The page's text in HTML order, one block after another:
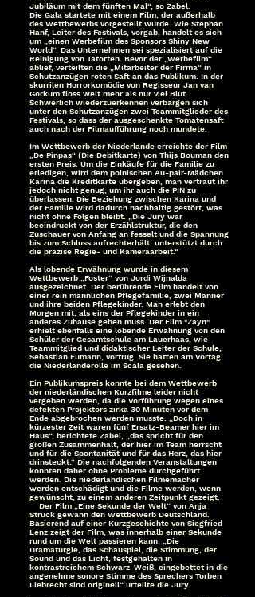
Jubiläum mit dem fünften Mal“, so Zabel.
Die Gala startete mit einem Film, der außerhalb
des Wettbewerbs vorgestellt wurde. Wie Stephan
Hanf, Leiter des Festivals, vorgab, handelt es sich
um „einen Werbefilm des Sponsors Shiny New
World“. Das Unternehmen sei spezialisiert auf die
Reinigung von Tatorten. Bevor der „Werbefilm“
ablief, verteilten die „Mitarbeiter der Firma“ in
Schutzanzügen roten Saft an das Publikum. In der
skurrilen Horrorkomödie von Regisseur Jan van
Gorkum floss weit mehr als nur viel Blut.
Schwerlich wiederzuerkennen verbargen sich
unter den Schutzanzügen zwei Teammitglieder des
Festivals, so dass der ausgeschenkte Tomatensaft
auch nach der Filmaufführung noch mundete.
Im Wettbewerb der Niederlande erreichte der Film
„De Pinpas“ (Die Debitkarte) von Thijs Bouman den
ersten Preis. Um die Einkäufe für die Familie zu
erledigen, wird dem polnischen Au-pair-Mädchen
Karina die Kreditkarte übergeben, man vertraut ihr
jedoch nicht genug, um ihr auch die PIN zu
überlassen. Die Beziehung zwischen Karina und
der Familie wird dadurch nachhaltig gestört, was
nicht ohne Folgen bleibt. „Die Jury war
beeindruckt von der Erzählstruktur, die den
Zuschauer von Anfang an fesselt und die Spannung
bis zum Schluss aufrechterhält, unterstützt durch
die präzise Regie- und Kameraarbeit.“
Als lobende Erwähnung wurde in diesem
Wettbewerb „Foster“ von Jordi Wijnalda
ausgezeichnet. Der berührende Film handelt von
einer rein männlichen Pflegefamilie, zwei Männer
und ihre beiden Pflegekinder. Man erlebt den
Morgen mit, als eins der Pflegekinder in ein
anderes Zuhause gehen muss. Der Film "Zayn"
erhielt ebenfalls eine lobende Erwähnung von den
Schüler der Gesamtschule am Lauerhaas, wie
Teammitglied und didaktischer Leiter der Schule,
Sebastian Eumann, vortrug. Sie hatten am Vortag
die Niederlanderolle im Scala gesehen.
Ein Publikumspreis konnte bei dem Wettbewerb
der niederländischen Kurzfilme leider nicht
vergeben werden, da die Vorführung wegen eines
defekten Projektors zirka 30 Minuten vor dem
Ende abgebrochen werden musste. „Doch in
kürzester Zeit waren fünf Ersatz-Beamer hier im
Haus“, berichtete Zabel, „das spricht für den
großen Zusammenhalt, der hier im Team herrscht
und für die Spontanität und für das Herz, das hier
drinsteckt.“ Die nachfolgenden Veranstaltungen
konnten daher ohne Probleme durchgeführt
werden. Die niederländischen Filmemacher
werden entschädigt und die Filme werden, wenn
gewünscht, zu einem anderen Zeitpunkt gezeigt.
Der Film „Eine Sekunde der Welt“ von Anja
Struck gewann den Wettbewerb Deutschland.
Basierend auf einer Kurzgeschichte von Siegfried
Lenz zeigt der Film, was innerhalb einer Sekunde
rund um die Welt passieren kann. „Die
Dramaturgie, das Schauspiel, die Stimmung, der
Sound und das Licht, festgehalten in
kontrastreichem Schwarz-Weiß, eingebettet in die
angenehme sonore Stimme des Sprechers Torben
Liebrecht sind originell“ urteilte die Jury.